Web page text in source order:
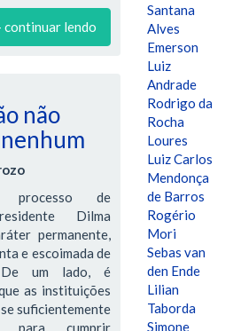
continuar lendo
não
processo de
Dilma
permanente,
e escoimada de
De um lado, é
as instituições
suficientemente
para cumprir
Santana
Alves
Emerson
Luiz
Andrade
Rodrigo da
Rocha
Loures
Luiz Carlos
Mendonça
de Barros
Rogério
Mori
Sebas van
den Ende
Lilian
Taborda
Simone